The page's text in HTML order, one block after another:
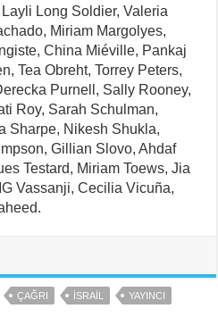
Long Soldier, Valeria
Miriam Margolyes,
China Miéville, Pankaj
Tea Obreht, Torrey Peters,
Purnell, Sally Rooney,
Roy, Sarah Schulman,
Sharpe, Nikesh Shukla,
Gillian Slovo, Ahdaf
Testard, Miriam Toews, Jia
Vassanji, Cecilia Vicuña,
ÇAĞRI İSRAIL YAYINCI